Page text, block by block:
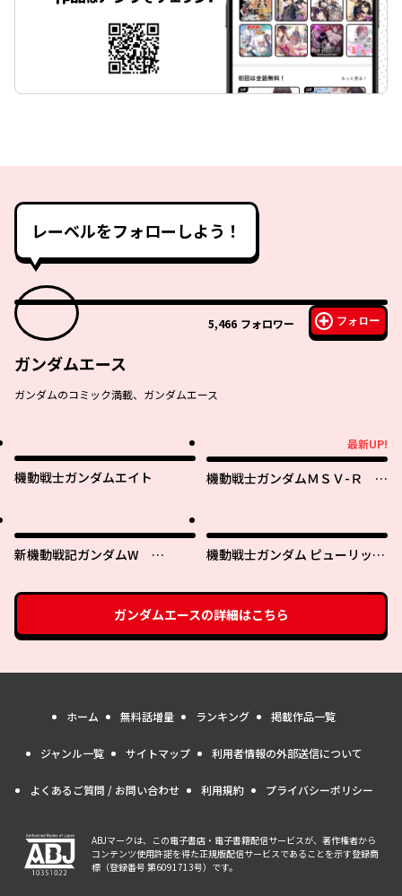
レーベルをフォローしよう！
5,466 フォロワー フォロー
ガンダムエース
ガンダムのコミック満載、ガンダムエース
機動戦士ガンダムエイト
最新UP!
機動戦士ガンダムＭＳＶ-Ｒ ジ
新機動戦記ガンダムW
機動戦士ガンダム ピューリッツ
方へー
ガンダムエースの詳細はこちら
ホーム 無料話増量 ランキング 掲載作品一覧
ジャンル一覧 サイトマップ 利用者情報の外部送信について
よくあるご質問 / お問い合わせ 利用規約 プライバシーポリシー
ABJマークは、この電子書店・電子書籍配信サービスが、著作権者から
コンテンツ使用許諾を得た正規版配信サービスであることを示す登録商
標（登録番号 第6091713号）です。